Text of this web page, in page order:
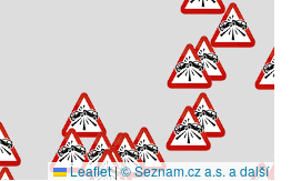
Leaflet|© Seznam.cz a.s. a další